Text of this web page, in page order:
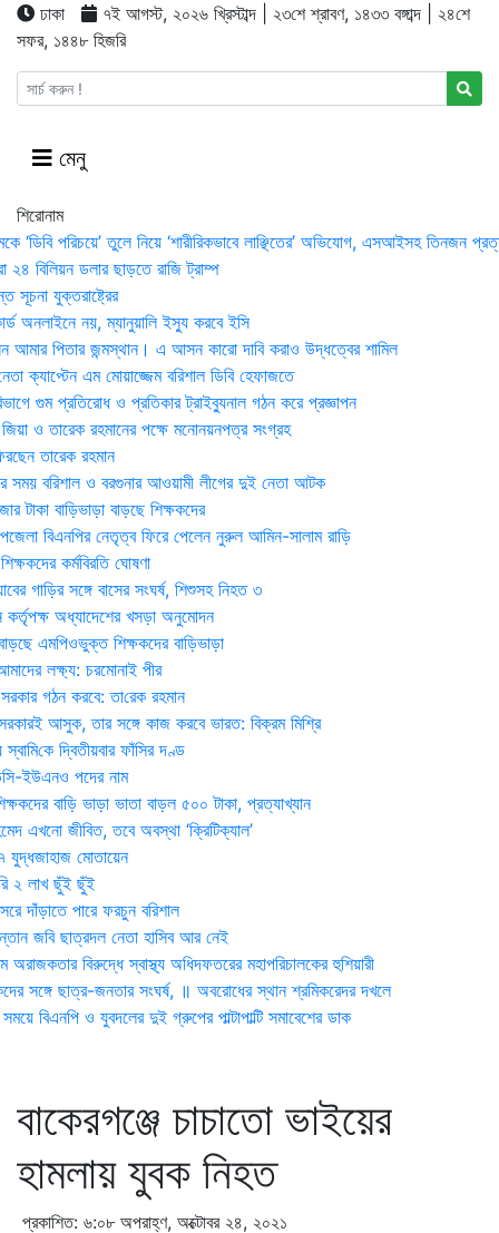
ঢাকা
৭ই আগস্ট, ২০২৬ খ্রিস্টাব্দ | ২৩শে শ্রাবণ, ১৪৩৩ বঙ্গাব্দ | ২৪শে
সফর, ১৪৪৮ হিজরি
মেনু
শিরোনাম
‘ডিবি পরিচয়ে’ তুলে নিয়ে ‘শারীরিকভাবে লাঞ্ছিতের’ অভিযোগ, এসআইসহ তিনজন
২৪ বিলিয়ন ডলার ছাড়তে রাজি ট্রাম্প
সূচনা যুক্তরাষ্ট্রের
অনলাইনে নয়, ম্যানুয়ালি ইস্যু করবে ইসি
পিতার জন্মস্থান। এ আসন কারো দাবি করাও উদ্ধত্বের শামিল
ক্যাপ্টেন এম মোয়াজ্জেম বরিশাল ডিবি হেফাজতে
গুম প্রতিরোধ ও প্রতিকার ট্রাইব্যুনাল গঠন করে প্রজ্ঞাপন
ও তারেক রহমানের পক্ষে মনোনয়নপত্র সংগ্রহ
তারেক রহমান
সময় ব‌রিশাল ও বরগুনার আওয়ামী লীগের দুই নেতা আটক
টাকা বাড়িভাড়া বাড়ছে শিক্ষকদের
বিএনপির নেতৃত্ব ফিরে পেলেন নুরুল আমিন-সালাম রাড়ি
কর্মবিরতি ঘোষণা
গাড়ির সঙ্গে বাসের সংঘর্ষ, শিশুসহ নিহত ৩
কর্তৃপক্ষ অধ্যাদেশের খসড়া অনুমোদন
এমপিওভুক্ত শিক্ষকদের বাড়িভাড়া
লক্ষ্য: চরমোনাই পীর
গঠন করবে: তা‌রেক রহমান
আসুক, তার সঙ্গে কাজ করবে ভারত: বিক্রম মিশ্রি
দ্বিতীয়বার ফাঁসির দণ্ড
ইউএনও পদের নাম
বাড়ি ভাড়া ভাতা বাড়ল ৫০০ টাকা, প্রত্যাখ্যান
এখনো জীবিত, তবে অবস্থা ‘ক্রিটিক্যাল’
যুদ্ধজাহাজ মোতায়েন
২ লাখ ছুঁই ছুঁই
দাঁড়াতে পারে ফরচুন বরিশাল
জবি ছাত্রদল নেতা হাসিব আর নেই
অরাজকতার বিরুদ্ধে স্বাস্থ্য অধিদফতরের মহাপরিচালকের হুশিয়ারী
সঙ্গে ছাত্র-জনতার সংঘর্ষ, ॥ অবরোধের স্থান শ্রমিকরেদর দখলে
বিএনপি ও যুবদলের দুই গ্রুপের পাল্টাপাল্টি সমাবেশের ডাক
বাকেরগঞ্জে চাচাতো ভাইয়ের
হামলায় যুবক নিহত
প্রকাশিত: ৬:০৮ অপরাহ্ণ, অক্টোবর ২৪, ২০২১